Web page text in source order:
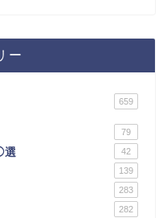
ー
659
79
選 42
139
283
282